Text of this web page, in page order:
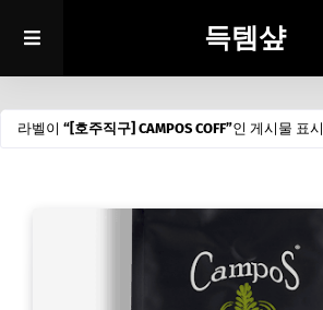
득템샾
라벨이 [호주직구] CAMPOS COFF 인 게시물 표시